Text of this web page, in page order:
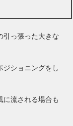
引っ張った大きな
ジショニングをし
に流される場合も